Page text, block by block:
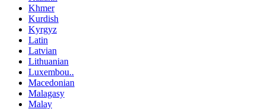
Khmer
Kurdish
Kyrgyz
Latin
Latvian
Lithuanian
Luxembou..
Macedonian
Malagasy
Malay